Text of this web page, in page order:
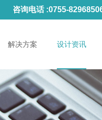
咨询电话 :0755-
解决方案 设计资讯